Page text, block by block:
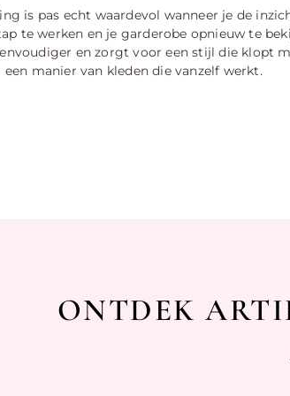
is pas echt waardevol wanneer je de
te werken en je garderobe opnieuw te
en zorgt voor een stijl die klopt
manier van kleden die vanzelf werkt.
ONTDEK